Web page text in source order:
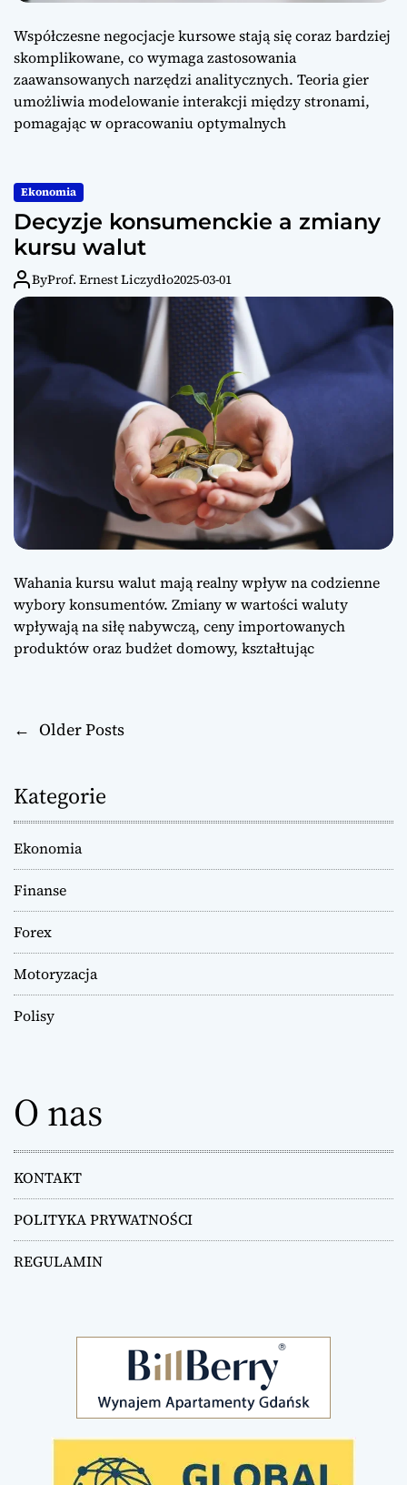
Współczesne negocjacje kursowe stają się coraz bardziej
skomplikowane, co wymaga zastosowania
zaawansowanych narzędzi analitycznych. Teoria gier
umożliwia modelowanie interakcji między stronami,
pomagając w opracowaniu optymalnych
Ekonomia
Decyzje konsumenckie a zmiany
kursu walut
ByProf. Ernest Liczydło2025-03-01
Wahania kursu walut mają realny wpływ na codzienne
wybory konsumentów. Zmiany w wartości waluty
wpływają na siłę nabywczą, ceny importowanych
produktów oraz budżet domowy, kształtując
N
w
i
g
a
c
j
o
w
p
i
← Older Posts
Kategorie
Ekonomia
Finanse
Forex
Motoryzacja
Polisy
O nas
KONTAKT
POLITYKA PRYWATNOŚCI
REGULAMIN